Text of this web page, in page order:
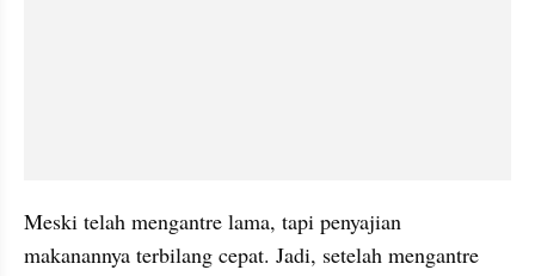
Meski telah mengantre lama, tapi penyajian
makanannya terbilang cepat. Jadi, setelah mengantre